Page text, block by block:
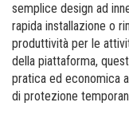
semplice design ad
rapida installazione o
produttività per le
della piattaforma,
pratica ed economica
di protezione